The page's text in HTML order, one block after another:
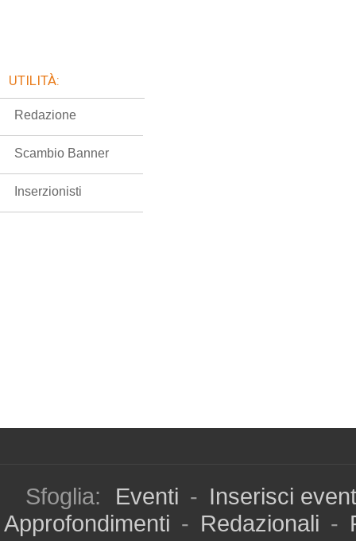
UTILITÀ:
Redazione
Scambio Banner
Inserzionisti
Sfoglia: Eventi - Inserisci
Approfondimenti - Redazionali -